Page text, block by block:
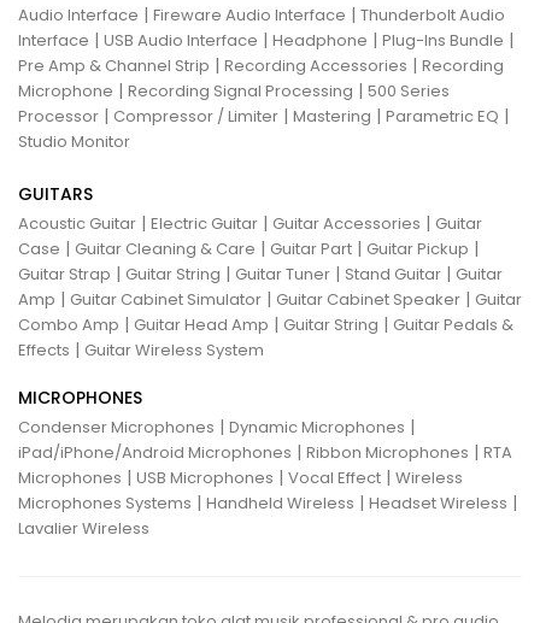
Audio Interface | Fireware Audio Interface | Thunderbolt Audio
Interface | USB Audio Interface | Headphone | Plug-Ins Bundle |
Pre Amp & Channel Strip | Recording Accessories | Recording
Microphone | Recording Signal Processing | 500 Series
Processor | Compressor / Limiter | Mastering | Parametric EQ |
Studio Monitor
GUITARS
Acoustic Guitar | Electric Guitar | Guitar Accessories | Guitar
Case | Guitar Cleaning & Care | Guitar Part | Guitar Pickup |
Guitar Strap | Guitar String | Guitar Tuner | Stand Guitar | Guitar
Amp | Guitar Cabinet Simulator | Guitar Cabinet Speaker | Guitar
Combo Amp | Guitar Head Amp | Guitar String | Guitar Pedals &
Effects | Guitar Wireless System
MICROPHONES
Condenser Microphones | Dynamic Microphones |
iPad/iPhone/Android Microphones | Ribbon Microphones | RTA
Microphones | USB Microphones | Vocal Effect | Wireless
Microphones Systems | Handheld Wireless | Headset Wireless |
Lavalier Wireless